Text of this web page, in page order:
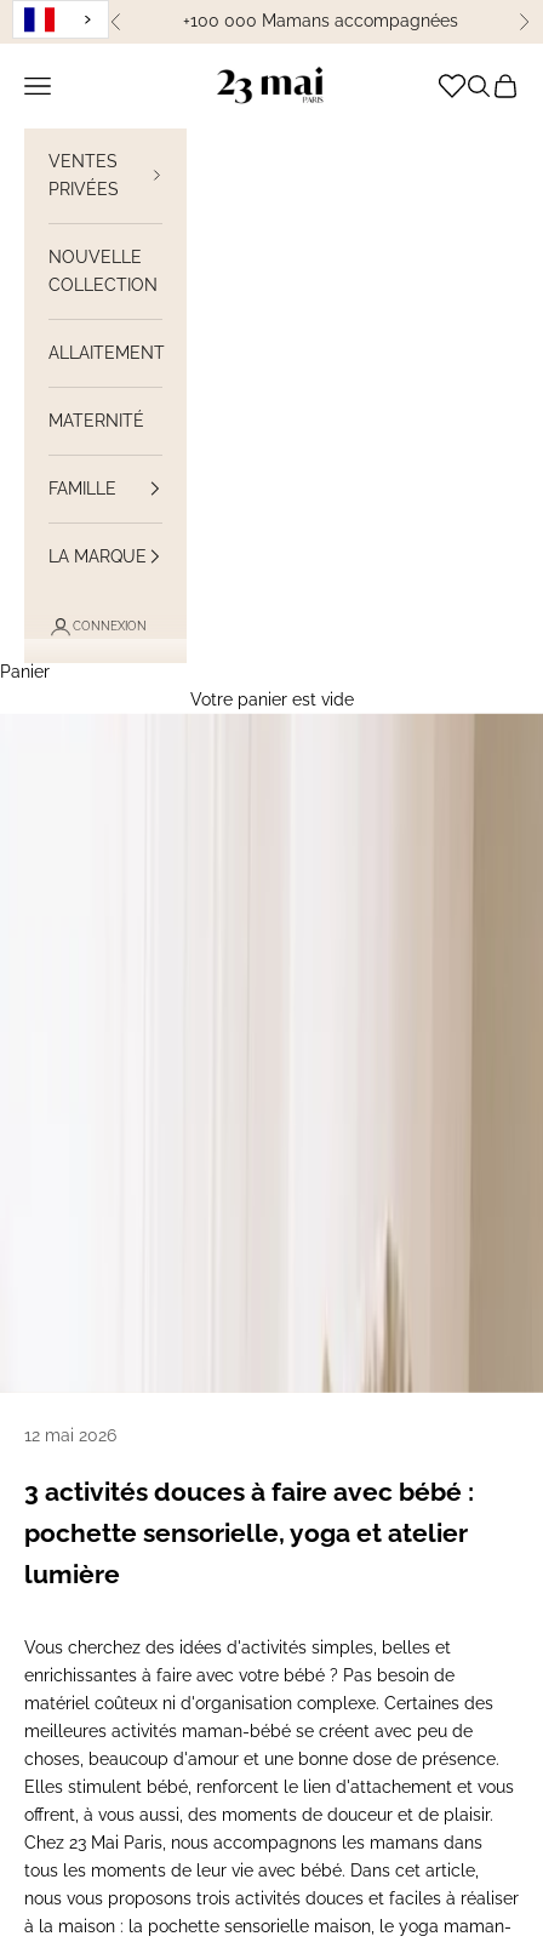
Passer au contenu
Précédent+100 000 Mamans accompagnées
23 Mai Paris
Ouvrir la navigation Ouvrir la
Voir
VENTES
PRIVÉES
NOUVELLE
COLLECTION
ALLAITEMENT
MATERNITÉ
FAMILLE
LA MARQUE
CONNEXION
Panier
Votre panier est vide
12 mai 2026
3 activités douces à faire avec bébé :
pochette sensorielle, yoga et atelier
lumière
Vous cherchez des idées d'activités simples, belles et
enrichissantes à faire avec votre bébé ? Pas besoin de
matériel coûteux ni d'organisation complexe. Certaines des
meilleures activités maman-bébé se créent avec peu de
choses, beaucoup d'amour et une bonne dose de présence.
Elles stimulent bébé, renforcent le lien d'attachement et vous
offrent, à vous aussi, des moments de douceur et de plaisir.
Chez 23 Mai Paris, nous accompagnons les mamans dans
tous les moments de leur vie avec bébé. Dans cet article,
nous vous proposons trois activités douces et faciles à réaliser
à la maison : la pochette sensorielle maison, le yoga maman-